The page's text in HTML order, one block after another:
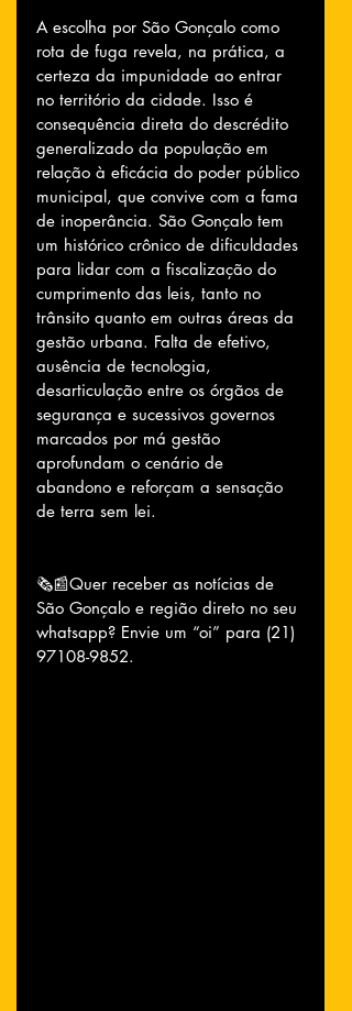
A escolha por São Gonçalo como
rota de fuga revela, na prática, a
certeza da impunidade ao entrar
no território da cidade. Isso é
consequência direta do descrédito
generalizado da população em
relação à eficácia do poder público
municipal, que convive com a fama
de inoperância. São Gonçalo tem
um histórico crônico de dificuldades
para lidar com a fiscalização do
cumprimento das leis, tanto no
trânsito quanto em outras áreas da
gestão urbana. Falta de efetivo,
ausência de tecnologia,
desarticulação entre os órgãos de
segurança e sucessivos governos
marcados por má gestão
aprofundam o cenário de
abandono e reforçam a sensação
de terra sem lei.
🗞📰Quer receber as notícias de
São Gonçalo e região direto no seu
whatsapp? Envie um “oi” para (21)
97108-9852.